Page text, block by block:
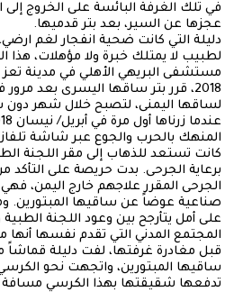
في تلك الغرفة البائسة على الخروج إلى
عجزها عن السير، بعد بتر قدميها.
دليلة التي كانت ضحية انفجار لغم
لطبيب لا يمتلك خبرة ولا مؤهلات،
مستشفى البريهي الأهلي في مدينة تعز
2018، قرر بتر ساقها اليسرى بعد
لساقها اليمنى، لتصبح خلال شهر دون
المنهك بالحرب والجوع عبر شاشة
كانت تستعد للذهاب إلى مقر اللجنة
برعاية الجرحى. بدت حريصة على
الجرحى المقرر علاجهم خارج اليمن،
صناعية عوضاً عن ساقيها المبتورين.
على أمل يتأرجح بين وعود اللجنة
المجتمع المدني التي تقدم نفسها أنها
قبل مغادرة غرفتها، لفت دليلة قماشاً
ساقيها المبتورين، واتجهت نحو